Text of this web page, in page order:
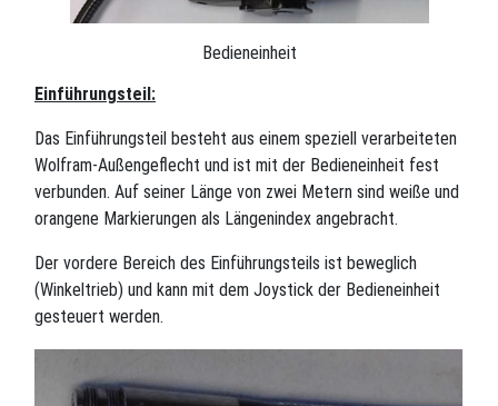
Bedieneinheit
Einführungsteil:
Das Einführungsteil besteht aus einem speziell verarbeiteten
Wolfram-Außengeflecht und ist mit der Bedieneinheit fest
verbunden. Auf seiner Länge von zwei Metern sind weiße und
orangene Markierungen als Längenindex angebracht.
Der vordere Bereich des Einführungsteils ist beweglich
(Winkeltrieb) und kann mit dem Joystick der Bedieneinheit
gesteuert werden.